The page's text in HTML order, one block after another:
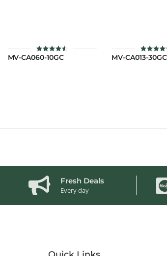
ให้
MV-CA060-10GC
ให้คะแน
MV-CA013-30GC
Fresh Deals
Every day